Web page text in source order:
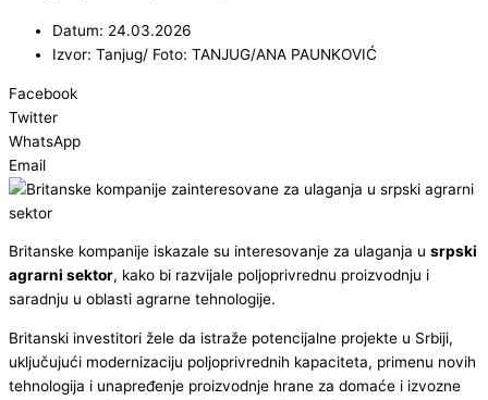
Datum: 24.03.2026
Izvor: Tanjug/ Foto: TANJUG/ANA PAUNKOVIĆ
Facebook
Twitter
WhatsApp
Email
Britanske kompanije iskazale su interesovanje za ulaganja u srpski
agrarni sektor, kako bi razvijale poljoprivrednu proizvodnju i
saradnju u oblasti agrarne tehnologije.
Britanski investitori žele da istraže potencijalne projekte u Srbiji,
uključujući modernizaciju poljoprivrednih kapaciteta, primenu novih
tehnologija i unapređenje proizvodnje hrane za domaće i izvozne